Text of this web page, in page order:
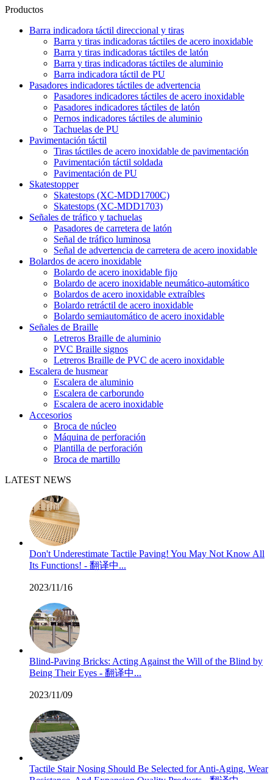
Productos
Barra indicadora táctil direccional y tiras
Barra y tiras indicadoras táctiles de acero inoxidable
Barra y tiras indicadoras táctiles de latón
Barra y tiras indicadoras táctiles de aluminio
Barra indicadora táctil de PU
Pasadores indicadores táctiles de advertencia
Pasadores indicadores táctiles de acero inoxidable
Pasadores indicadores táctiles de latón
Pernos indicadores táctiles de aluminio
Tachuelas de PU
Pavimentación táctil
Tiras táctiles de acero inoxidable de pavimentación
Pavimentación táctil soldada
Pavimentación de PU
Skatestopper
Skatestops (XC-MDD1700C)
Skatestops (XC-MDD1703)
Señales de tráfico y tachuelas
Pasadores de carretera de latón
Señal de tráfico luminosa
Señal de advertencia de carretera de acero inoxidable
Bolardos de acero inoxidable
Bolardo de acero inoxidable fijo
Bolardo de acero inoxidable neumático-automático
Bolardos de acero inoxidable extraíbles
Bolardo retráctil de acero inoxidable
Bolardo semiautomático de acero inoxidable
Señales de Braille
Letreros Braille de aluminio
PVC Braille signos
Letreros Braille de PVC de acero inoxidable
Escalera de husmear
Escalera de aluminio
Escalera de carborundo
Escalera de acero inoxidable
Accesorios
Broca de núcleo
Máquina de perforación
Plantilla de perforación
Broca de martillo
LATEST NEWS
Don't Underestimate Tactile Paving! You May Not Know All
Its Functions! - 翻译中...
2023/11/16
Blind-Paving Bricks: Acting Against the Will of the Blind by
Being Their Eyes - 翻译中...
2023/11/09
Tactile Stair Nosing Should Be Selected for Anti-Aging, Wear